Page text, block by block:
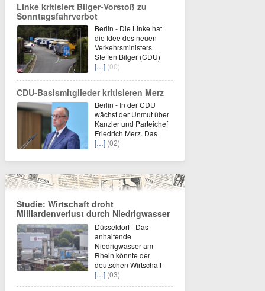
Linke kritisiert Bilger-Vorstoß zu
Sonntagsfahrverbot
Berlin - Die Linke hat
die Idee des neuen
Verkehrsministers
Steffen Bilger (CDU)
[…] (00)
CDU-Basismitglieder kritisieren Merz
Berlin - In der CDU
wächst der Unmut über
Kanzler und Parteichef
Friedrich Merz. Das
[…] (02)
Studie: Wirtschaft droht
Milliardenverlust durch Niedrigwasser
Düsseldorf - Das
anhaltende
Niedrigwasser am
Rhein könnte der
deutschen Wirtschaft
[…] (03)